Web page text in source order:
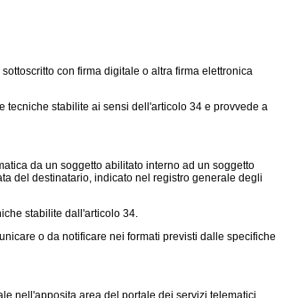
con firma digitale o altra firma elettronica
stabilite ai sensi dell'articolo 34 e provvede a
da un soggetto abilitato interno ad un soggetto
del destinatario, indicato nel registro generale degli
stabilite dall'articolo 34.
o da notificare nei formati previsti dalle specifiche
nell'apposita area del portale dei servizi telematici,